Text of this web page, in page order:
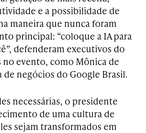
e a possibilidade de
maneira que nunca foram
principal: “coloque a IA para
defenderam executivos do
no evento, como Mônica de
negócios do Google Brasil.
necessárias, o presidente
de uma cultura de
sejam transformados em